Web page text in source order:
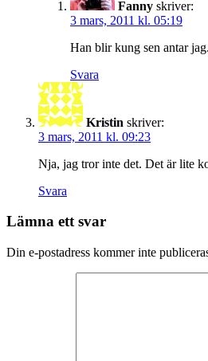
Fanny skriver:
3 mars, 2011 kl. 05:19
Han blir kung sen antar
Svara
Kristin skriver:
3 mars, 2011 kl. 09:23
Nja, jag tror inte det. Det är lite
Svara
Lämna ett svar
Din e-postadress kommer inte